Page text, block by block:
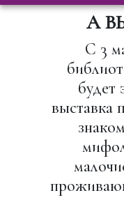
А
С 3
будет
выставка